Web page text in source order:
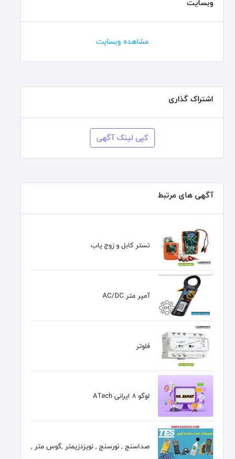
وبسایت
مشاهده وبسایت
اشتراک گذاری
کپی لینک آگهی
آگهی های مرتبط
تستر کابل و زوج یاب
آمپر متر AC/DC
فلوتر
لوگو 8 ایرانی ATech
صداسنج , نورسنج , نویزدزیمتر ,گوس متر ,